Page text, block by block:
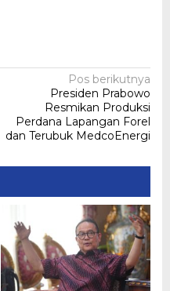
Pos berikutnya
Presiden Prabowo
Resmikan Produksi
Perdana Lapangan Forel
dan Terubuk MedcoEnergi